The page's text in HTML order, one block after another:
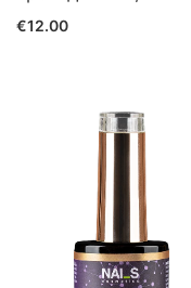
€12.00